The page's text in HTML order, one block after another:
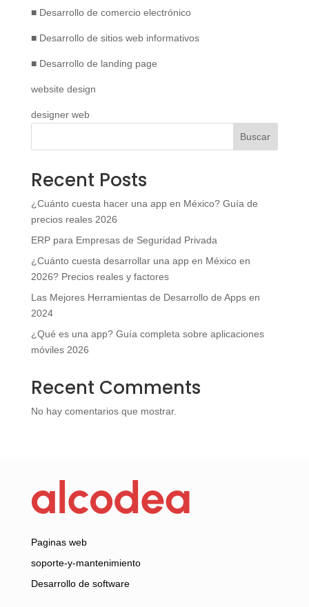
■ Desarrollo de comercio electrónico
■ Desarrollo de sitios web informativos
■ Desarrollo de landing page
website design
designer web
Buscar
Recent Posts
¿Cuánto cuesta hacer una app en México? Guía de
precios reales 2026
ERP para Empresas de Seguridad Privada
¿Cuánto cuesta desarrollar una app en México en
2026? Precios reales y factores
Las Mejores Herramientas de Desarrollo de Apps en
2024
¿Qué es una app? Guía completa sobre aplicaciones
móviles 2026
Recent Comments
No hay comentarios que mostrar.
Paginas web
soporte-y-mantenimiento
Desarrollo de software